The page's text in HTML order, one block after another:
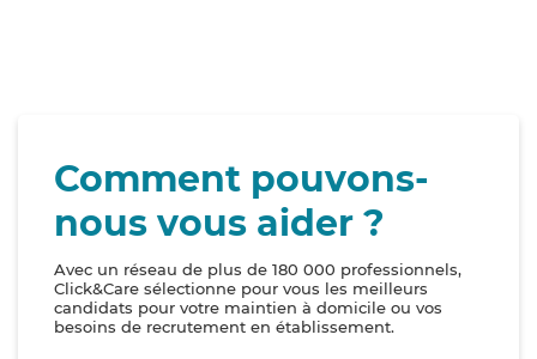
Comment pouvons-
nous vous aider ?
Avec un réseau de plus de 180 000 professionnels,
Click&Care sélectionne pour vous les meilleurs
candidats pour votre maintien à domicile ou vos
besoins de recrutement en établissement.